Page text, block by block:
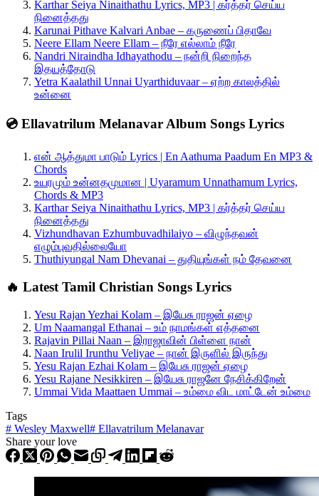
Karthar Seiya Ninaithathu Lyrics, MP3 | கர்த்தர் செய்ய
நினைத்தது
Karunai Pithave Kalvari Anbae – கருணைப் பிதாவே
Neere Ellam Neere Ellam – நீரே எல்லாம் நீரே
Nandri Niraindha Idhayathodu – நன்றி நிறைந்த
இதயத்தோடு
Yetra Kaalathil Unnai Uyarthiduvaar – ஏற்ற காலத்தில்
உன்னை
💿 Ellavatrilum Melanavar Album Songs Lyrics
என் ஆத்துமா பாடும் Lyrics | En Aathuma Paadum En MP3 &
Chords
உயரமும் உன்னதமுமான | Uyaramum Unnathamum Lyrics,
Chords & MP3
Karthar Seiya Ninaithathu Lyrics, MP3 | கர்த்தர் செய்ய
நினைத்தது
Vizhundhavan Ezhumbuvadhilaiyo – விழுந்தவன்
எழும்புவதில்லையோ
Thuthiyungal Nam Dhevanai – துதியுங்கள் நம் தேவனை
🔥 Latest Tamil Christian Songs Lyrics
Yesu Rajan Yezhai Kolam – இயேசு ராஜன் ஏழை
Um Naamangal Ethanai – உம் நாமங்கள் எத்தனை
Rajavin Pillai Naan – இராஜாவின் பிள்ளை நான்
Naan Irulil Irunthu Veliyae – நான் இருளில் இருந்து
Yesu Rajan Ezhai Kolam – இயேசு ராஜன் ஏழை
Yesu Rajane Nesikkiren – இயேசு ராஜனே நேசிக்கிறேன்
Ummai Vida Maattaen Ummai – உம்மை விட மாட்டேன் உம்மை
Tags
# Wesley Maxwell# Ellavatrilum Melanavar
Share your love